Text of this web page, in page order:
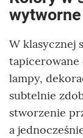
W klasycznej
tapicerowane
lampy,
subtelnie
stworzenie
a